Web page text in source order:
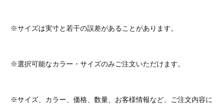
※サイズは実寸と若干の誤差があることがあります。
※選択可能なカラー・サイズのみご注文いただけます。
※サイズ、カラー、価格、数量、お客様情報など、ご注文内容に